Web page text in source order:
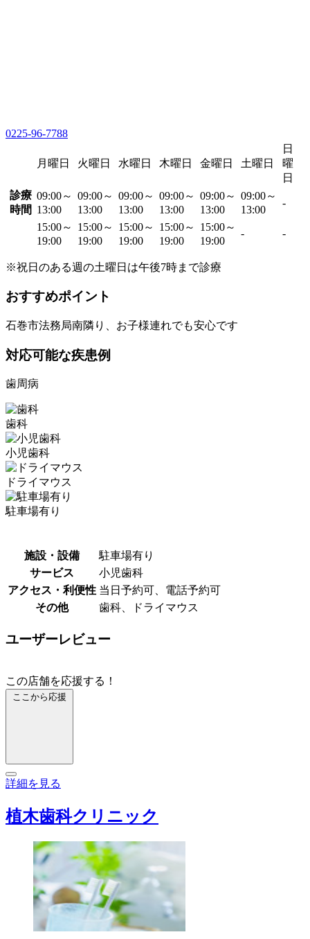
0225-96-7788
月曜日 火曜日 水曜日 木曜日 金曜日 土曜日
日
曜
日
診療
時間
09:00～
13:00
09:00～
13:00
09:00～
13:00
09:00～
13:00
09:00～
13:00
09:00～
13:00
-
15:00～
19:00
15:00～
19:00
15:00～
19:00
15:00～
19:00
15:00～
19:00
- -
※祝日のある週の土曜日は午後7時まで診療
おすすめポイント
石巻市法務局南隣り、お子様連れでも安心です
対応可能な疾患例
歯周病
歯科
小児歯科
ドライマウス
駐車場有り
施設・設備
駐車場有り
サービス
小児歯科
アクセス・利便性 当日予約可、電話予約可
その他
歯科、ドライマウス
ユーザーレビュー
この店舗を応援する！
ここから応援
詳細を見る
植木歯科クリニック